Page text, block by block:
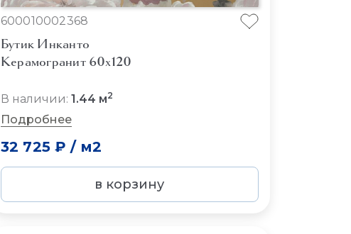
600010002368
Бутик Инканто
Керамогранит 60x120
В наличии: 1.44 м2
Подробнее
32 725 ₽ / м2
в корзину